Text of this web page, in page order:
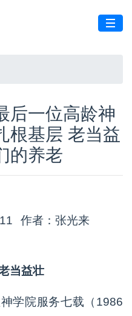
后一位高龄神
根基层 老当益
的养老
作者：张光来
当益壮
学院服务七载（1986